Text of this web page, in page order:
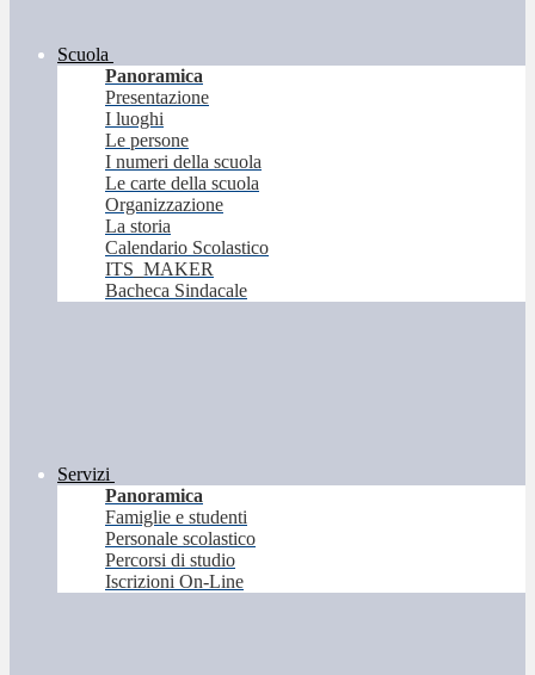
Scuola
Panoramica
Presentazione
I luoghi
Le persone
I numeri della scuola
Le carte della scuola
Organizzazione
La storia
Calendario Scolastico
ITS_MAKER
Bacheca Sindacale
Servizi
Panoramica
Famiglie e studenti
Personale scolastico
Percorsi di studio
Iscrizioni On-Line